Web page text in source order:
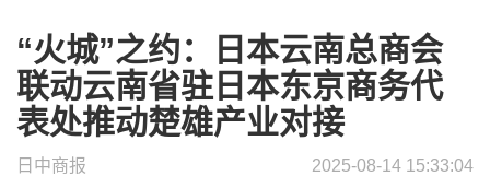
“火城”之约：日本云南总商会
联动云南省驻日本东京商务代
表处推动楚雄产业对接
日中商报 2025-08-14 15:33:04